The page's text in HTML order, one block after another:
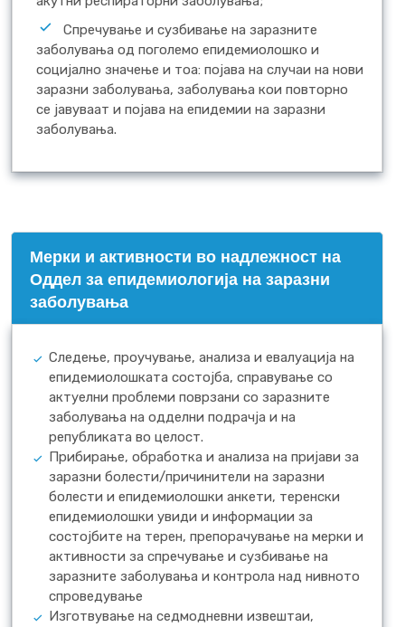
Спречување и сузбивање на заразните
заболувања од поголемо епидемиолошко и
социјално значење и тоа: појава на случаи на нови
заразни заболувања, заболувања кои повторно
се јавуваат и појава на епидемии на заразни
заболувања.
Mерки и активности во надлежност на
Оддел за епидемиологија на заразни
заболувања
Следење, проучување, анализа и евалуација на
епидемиолошката состојба, справување со
актуелни проблеми поврзани со заразните
заболувања на одделни подрачја и на
републиката во целост.
Прибирање, обработка и анализа на пријави за
заразни болести/причинители на заразни
болести и епидемиолошки анкети, теренски
епидемиолошки увиди и информации за
состојбите на терен, препорачување на мерки и
активности за спречување и сузбивање на
заразните заболувања и контрола над нивното
спроведување
Изготвување на седмодневни извештаи,